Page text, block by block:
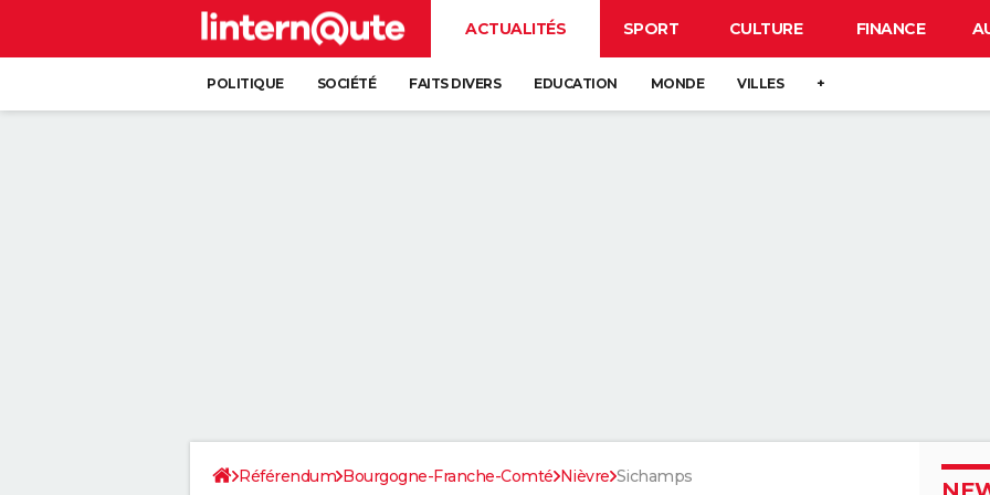
ACTUALITÉS SPORT CULTURE FINANCE
POLITIQUE SOCIÉTÉ FAITS DIVERS EDUCATION MONDE VILLES +
Référendum Bourgogne-Franche-Comté Nièvre Sichamps